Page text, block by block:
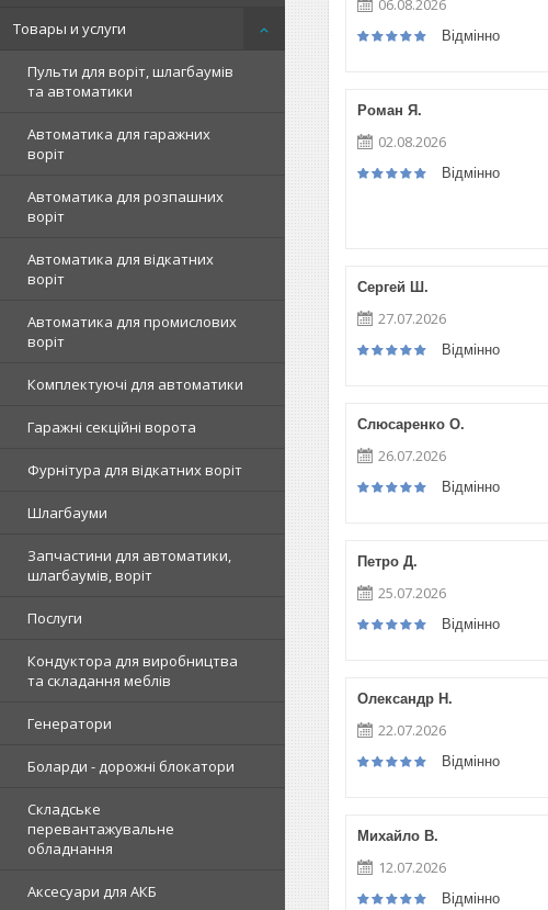
Товары и услуги
Пульти для воріт, шлагбаумів
та автоматики
Автоматика для гаражних
воріт
Автоматика для розпашних
воріт
Автоматика для відкатних
воріт
Автоматика для промислових
воріт
Комплектуючі для автоматики
Гаражні секційні ворота
Фурнітура для відкатних воріт
Шлагбауми
Запчастини для автоматики,
шлагбаумів, воріт
Послуги
Кондуктора для виробництва
та складання меблів
Генератори
Боларди - дорожні блокатори
Складське
перевантажувальне
обладнання
Аксесуари для АКБ
06.08.2026
Відмінно
Роман Я.
02.08.2026
Відмінно
Сергей Ш.
27.07.2026
Відмінно
Слюсаренко О.
26.07.2026
Відмінно
Петро Д.
25.07.2026
Відмінно
Олександр Н.
22.07.2026
Відмінно
Михайло В.
12.07.2026
Відмінно